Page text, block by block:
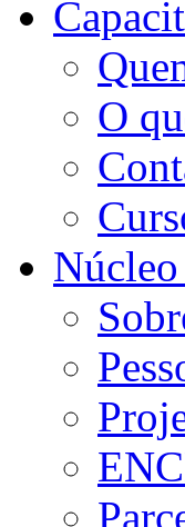
O
Núcleo